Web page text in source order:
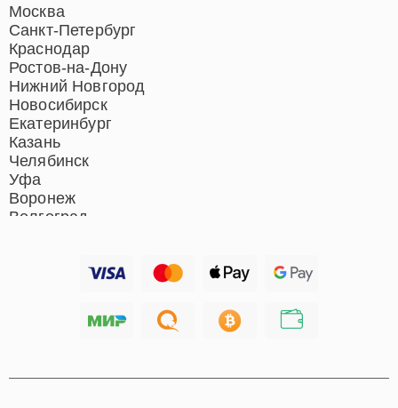
Москва
Санкт-Петербург
Краснодар
Ростов-на-Дону
Нижний Новгород
Новосибирск
Екатеринбург
Казань
Челябинск
Уфа
Воронеж
Волгоград
Хабаровск